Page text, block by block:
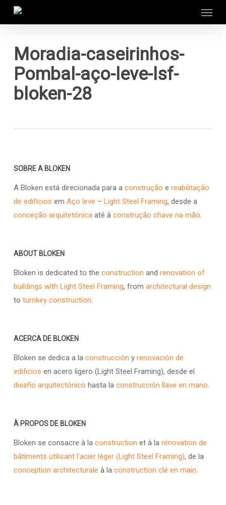
contentMoradia-caseirinhos-
Pombal-aço-leve-lsf-
bloken-28
SOBRE A BLOKEN
A Bloken está direcionada para a construção e reabilitação
de edifícios em Aço leve – Light Steel Framing, desde a
conceção arquitetónicaaté à construção chave na mão.
ABOUT BLOKEN
Bloken is dedicated to the construction and renovation of
buildings with Light Steel Framing, from architectural design
to turnkey construction.
ACERCA DE BLOKEN
Bloken se dedica a la construcción y renovación de
edificios en acero ligero (Light Steel Framing), desde el
diseño arquitectónico hasta la construcción llave en mano.
À PROPOS DE BLOKEN
Bloken se consacre à la construction et à la rénovation de
bâtiments utilisant l’acier léger (Light Steel Framing), de la
conception architecturale à la construction clé en main.